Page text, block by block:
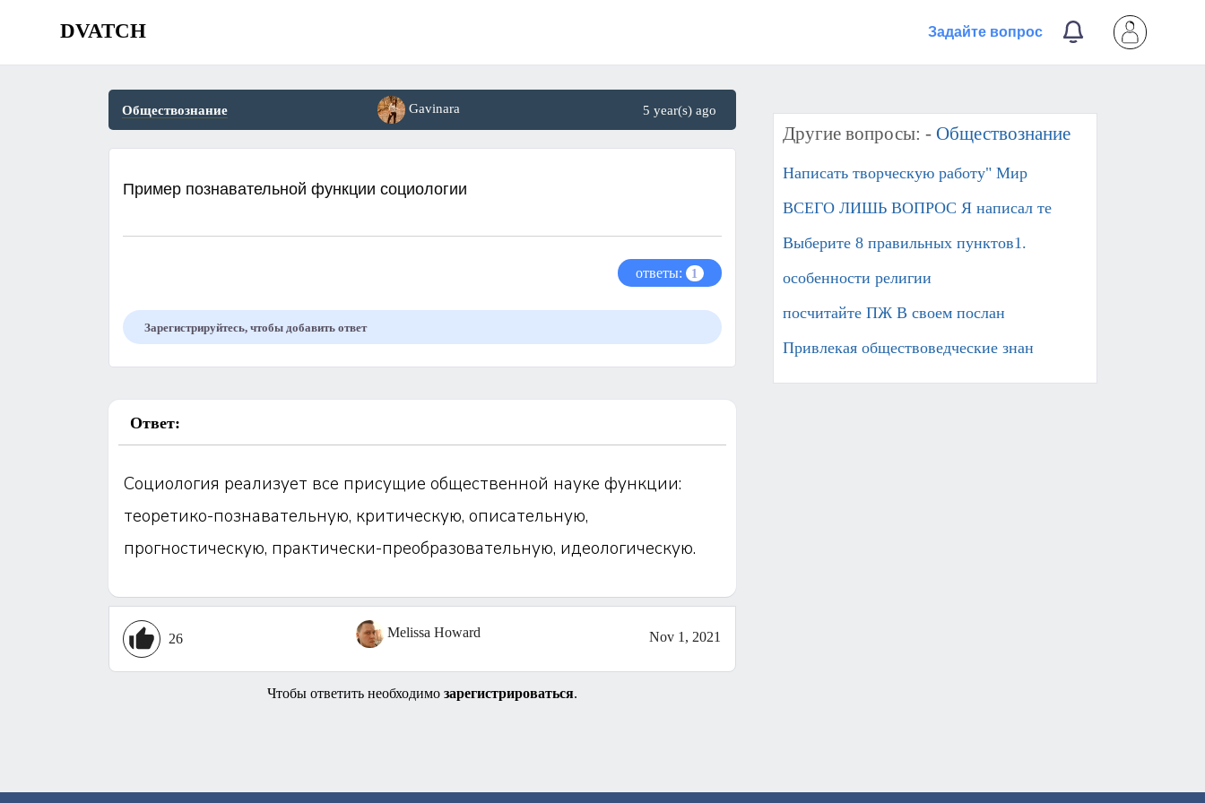
DVATCH Задайте вопрос
Обществознание Gavinara 5 year(s) ago
Пример познавательной функции социологии
ответы: 1
Зарегистрируйтесь, чтобы добавить ответ
Ответ:
Социология реализует все присущие общественной науке функции:
теоретико-познавательную, критическую, описательную,
прогностическую, практически-преобразовательную, идеологическую.
26 Melissa Howard Nov 1, 2021
Чтобы ответить необходимо зарегистрироваться.
Другие вопросы: - Обществознание
Написать творческую работу" Мир
ВСЕГО ЛИШЬ ВОПРОС Я написал те
Выберите 8 правильных пунктов1.
особенности религии ​
посчитайте ПЖ В своем послан
Привлекая обществоведческие знан